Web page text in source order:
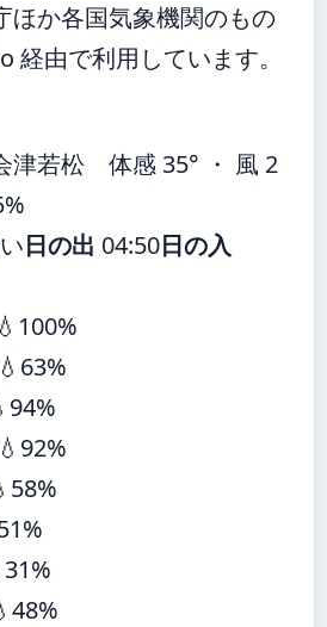
ほか各国気象機関のもの
経由で利用しています。
津若松 体感 35° ・ 風 2
日の出 04:50日の入
💧100%
💧63%
💧92%